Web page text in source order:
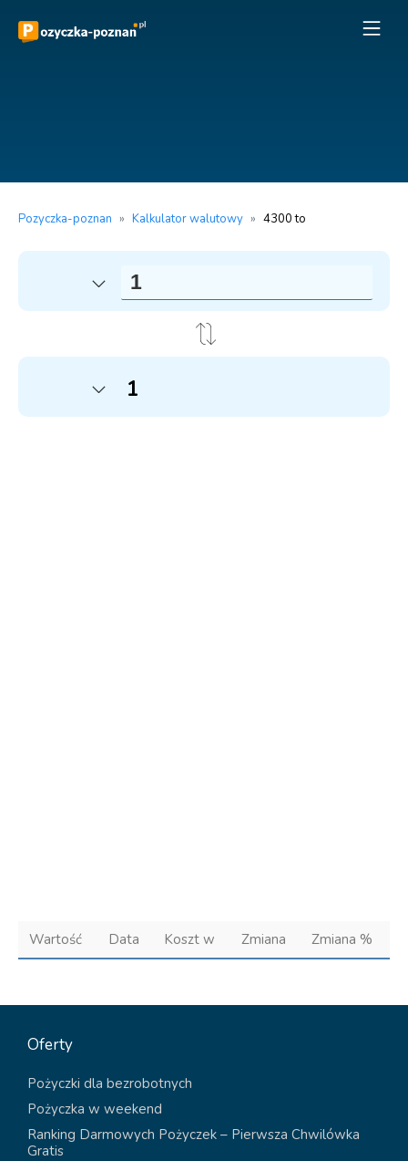
Pozyczka-poznan » Kalkulator walutowy » 4300 to
1
Wartość Data Koszt w Zmiana Zmiana %
Oferty
Pożyczki dla bezrobotnych
Pożyczka w weekend
Ranking Darmowych Pożyczek – Pierwsza Chwilówka
Gratis